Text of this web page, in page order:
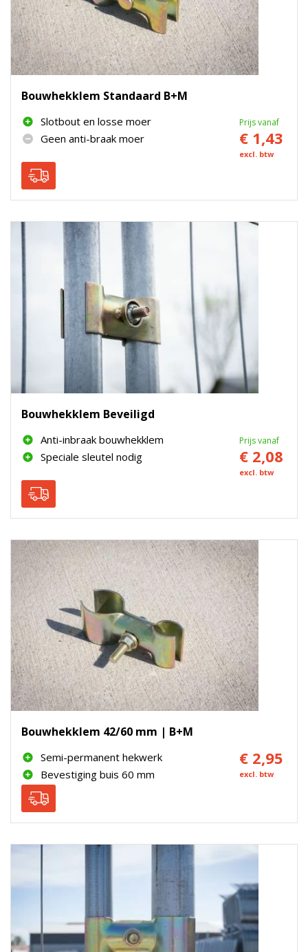
Bouwhekklem Standaard B+M
Prijs vanaf
€ 1,43
excl. btw
Slotbout en losse moer
Geen anti-braak moer
Bouwhekklem Beveiligd
Prijs vanaf
€ 2,08
excl. btw
Anti-inbraak bouwhekklem
Speciale sleutel nodig
Bouwhekklem 42/60 mm | B+M
€ 2,95
excl. btw
Semi-permanent hekwerk
Bevestiging buis 60 mm